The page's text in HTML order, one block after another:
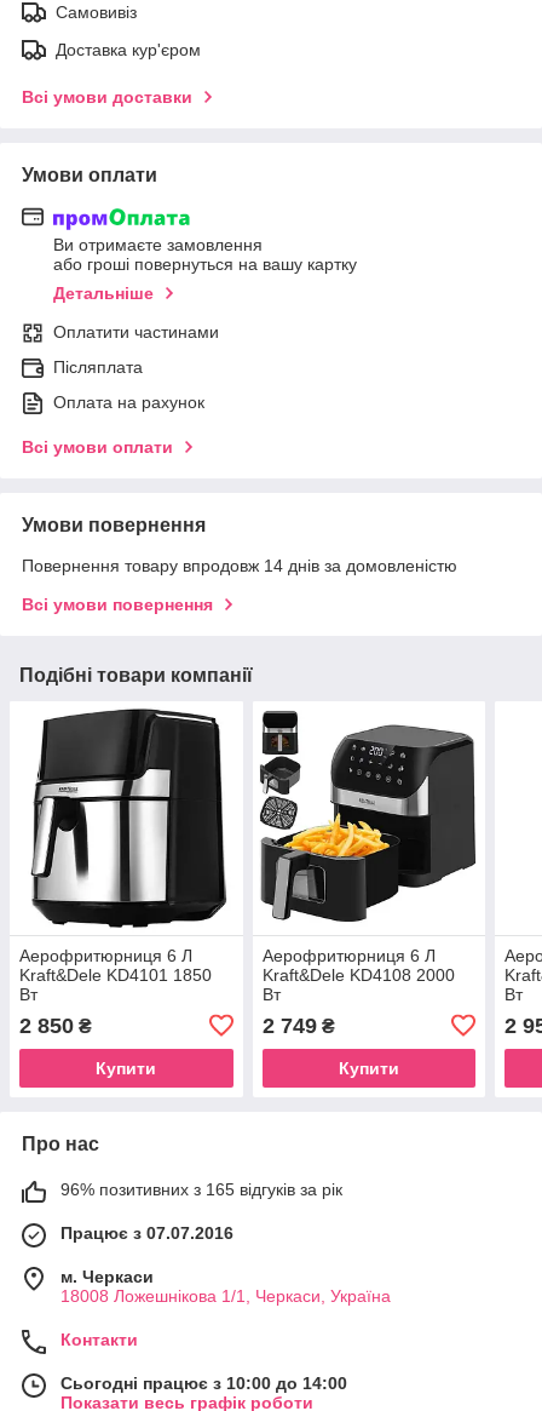
Самовивіз
Доставка кур'єром
Всі умови доставки
Умови оплати
Ви отримаєте замовлення
або гроші повернуться на вашу картку
Детальніше
Оплатити частинами
Післяплата
Оплата на рахунок
Всі умови оплати
Умови повернення
Повернення товару впродовж 14 днів за домовленістю
Всі умови повернення
Подібні товари компанії
Аерофритюрниця 6 Л
Kraft&Dele KD4101 1850
Вт
2 850 ₴
Купити
Аерофритюрниця 6 Л
Kraft&Dele KD4108 2000
Вт
2 749₴
Купити
Вт
2
Про нас
96% позитивних з 165 відгуків за рік
Працює з 07.07.2016
м. Черкаси
18008 Ложешнікова 1/1, Черкаси, Україна
Контакти
Сьогодні працює з 10:00 до 14:00
Показати весь графік роботи